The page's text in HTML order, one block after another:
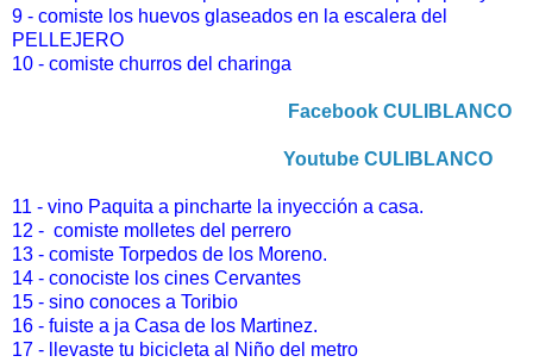
9 - comiste los huevos glaseados en la escalera del
PELLEJERO
10 - comiste churros del charinga
Facebook CULIBLANCO
Youtube CULIBLANCO
11 - vino Paquita a pincharte la inyección a casa.
12 - comiste molletes del perrero
13 - comiste Torpedos de los Moreno.
14 - conociste los cines Cervantes
15 - sino conoces a Toribio
16 - fuiste a ja Casa de los Martinez.
17 - llevaste tu bicicleta al Niño del metro